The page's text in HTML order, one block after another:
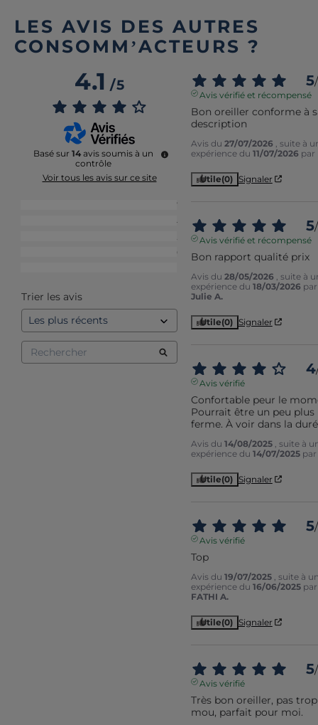
LES AVIS DES AUTRES
CONSOMM’ACTEURS ?
4.1/5
Basé sur 14 avis soumis à un
contrôle
Voir tous les avis sur ce site
7
4
2
0
Trier les avis
5/
Avis vérifié et récompensé
Bon oreiller conforme à
description
Avis du 27/07/2026
, suite à
expérience du 11/07/2026 par
Utile(0) Signaler
5/
Avis vérifié et récompensé
Bon rapport qualité prix
Avis du 28/05/2026
, suite à
expérience du 18/03/2026 par
Julie A.
Utile(0) Signaler
4
Avis vérifié
Confortable peur le
Pourrait être un peu plus
ferme. À voir dans la
Avis du 14/08/2025
, suite à
expérience du 14/07/2025 par
Utile(0) Signaler
5/
Avis vérifié
Top
Avis du 19/07/2025
, suite à
expérience du 16/06/2025 par
FATHI A.
Utile(0) Signaler
5/
Avis vérifié
Très bon oreiller, pas trop
mou, parfait pour moi.